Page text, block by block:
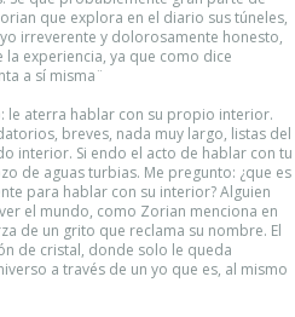
que explora en el diario sus túneles,
irreverente y dolorosamente honesto,
experiencia, ya que como dice
a sí misma¨
le aterra hablar con su propio interior.
breves, nada muy largo, listas del
interior. Si endo el acto de hablar con tu
de aguas turbias. Me pregunto: ¿que es
para hablar con su interior? Alguien
el mundo, como Zorian menciona en
de un grito que reclama su nombre. El
de cristal, donde solo le queda
a través de un yo que es, al mismo